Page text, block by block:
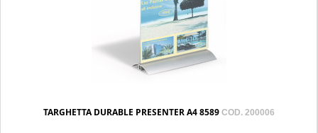
TARGHETTA DURABLE PRESENTER A4 8589 COD. 200006